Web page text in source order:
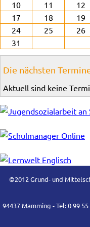
10
11 12
17
18 19
24
25 26
31
Die nächsten
Aktuell sind keine
©2012 Grund- und
94437 Mamming - Tel: 0 99